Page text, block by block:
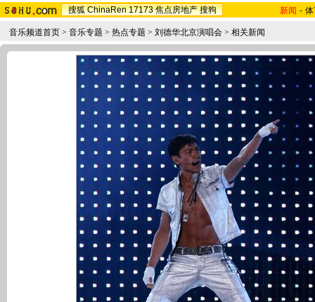
搜狐 ChinaRen 17173 焦点房地产 搜狗 新闻 -
音乐频道首页 > 音乐专题 > 热点专题 > 刘德华北京演唱会 > 相关新闻